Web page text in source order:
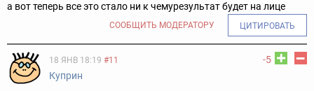
а вот теперь все это стало ни к чемурезультат будет на лице
СООБЩИТЬ МОДЕРАТОРУ ЦИТИРОВАТЬ
-5
18 ЯНВ 18:19 #11
Куприн